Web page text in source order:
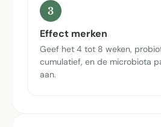
3
Effect merken
Geef het 4 tot 8 weken,
cumulatief, en de microbiota
aan.